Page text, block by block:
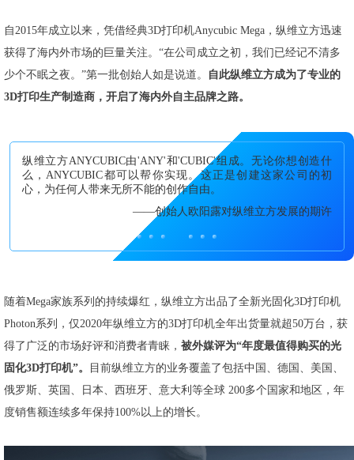
自2015年成立以来，凭借经典3D打印机Anycubic Mega，纵维立方迅速
获得了海内外市场的巨量关注。“在公司成立之初，我们已经记不清多
少个不眠之夜。”第一批创始人如是说道。
自此纵维立方成为了专业的
3D打印生产制造商，开启了海内外自主品牌之路。
纵维立方ANYCUBIC由'ANY'和'CUBIC'组成。无论你想创造什
么，ANYCUBIC都可以帮你实现。这正是创建这家公司的初
心，为任何人带来无所不能的创作自由。
——创始人欧阳露对纵维立方发展的期许
随着Mega家族系列的持续爆红，纵维立方出品了全新光固化3D打印机
Photon系列，仅2020年纵维立方的3D打印机全年出货量就超50万台，获
得了广泛的市场好评和消费者青睐， 被外媒评为“年度最值得购买的光
固化3D打印机”。
目前纵维立方的业务覆盖了包括中国、德国、美国、
俄罗斯、英国、日本、西班牙、意大利等全球 200多个国家和地区，年
度销售额连续多年保持100%以上的增长。